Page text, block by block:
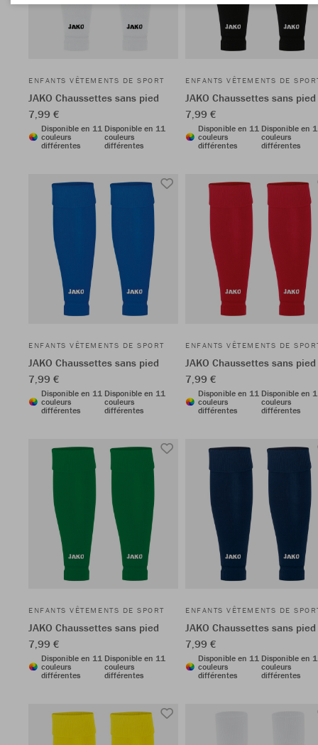
ENFANTS VÊTEMENTS DE SPORT
JAKO Chaussettes sans pied
7,99 €
Disponible en 11
couleurs
différentes
Disponible en 11
couleurs
différentes
ENFANTS VÊTEMENTS DE
JAKO Chaussettes sans pied
7,99 €
Disponible en 11
couleurs
différentes
Disponible en
couleurs
différentes
ENFANTS VÊTEMENTS DE SPORT
JAKO Chaussettes sans pied
7,99 €
Disponible en 11
couleurs
différentes
Disponible en 11
couleurs
différentes
ENFANTS VÊTEMENTS DE
JAKO Chaussettes sans pied
7,99 €
Disponible en 11
couleurs
différentes
Disponible en
couleurs
différentes
ENFANTS VÊTEMENTS DE SPORT
JAKO Chaussettes sans pied
7,99 €
Disponible en 11
couleurs
différentes
Disponible en 11
couleurs
différentes
ENFANTS VÊTEMENTS DE
JAKO Chaussettes sans pied
7,99 €
Disponible en 11
couleurs
différentes
Disponible en
couleurs
différentes